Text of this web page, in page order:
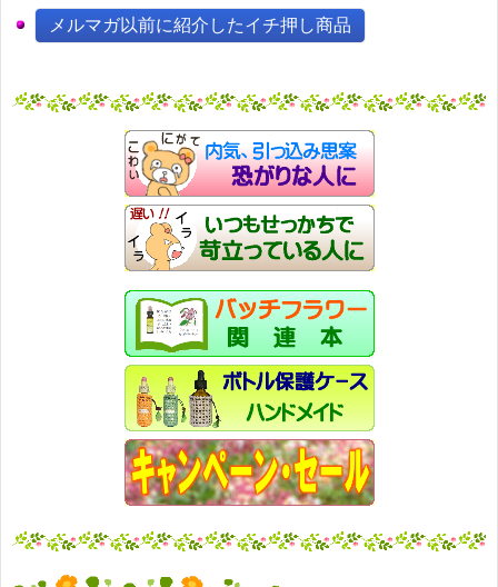
メルマガ以前に紹介したイチ押し商品